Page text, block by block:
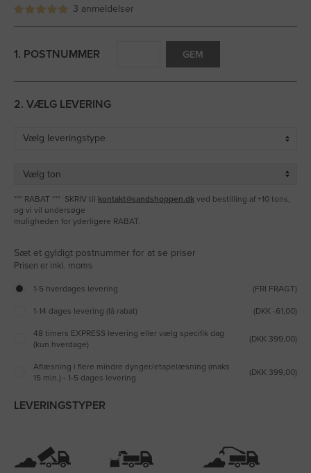
3 anmeldelser
1. POSTNUMMER GEM
2. VÆLG LEVERING
*** RABAT *** SKRIV til kontakt@sandshoppen.dk ved bestilling af +10 tons,
og vi vil undersøge
muligheden for yderligere RABAT.
Sæt et gyldigt postnummer for at se priser
1-5 hverdages levering (FRI FRAGT)
1-14 dages levering (få rabat) (DKK -61,00)
48 timers EXPRESS levering eller vælg specifik dag
(kun hverdage)
(DKK 399,00)
Aflæsning i flere mindre dynger/etapelæsning (maks
15 min.) - 1-5 dages levering
(DKK 399,00)
LEVERINGSTYPER